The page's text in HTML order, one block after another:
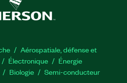
Aérospatiale, défense et
Électronique
Énergie​
Biologie
Semi-conducteur